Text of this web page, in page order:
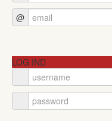
@
LOG IND